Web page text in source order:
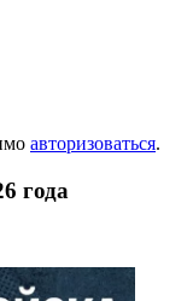
авторизоваться.
года